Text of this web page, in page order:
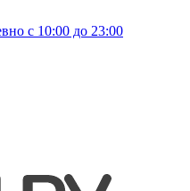
с 10:00 до 23:00